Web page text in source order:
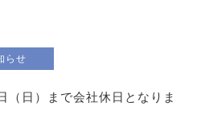
らせ
（日）まで会社休日となりま